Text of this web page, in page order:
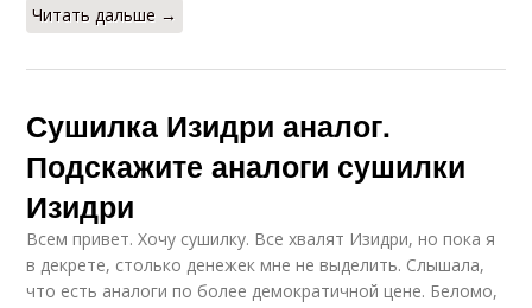
Читать дальше →
Сушилка Изидри аналог.
Подскажите аналоги сушилки
Изидри
Всем привет. Хочу сушилку. Все хвалят Изидри, но пока я
в декрете, столько денежек мне не выделить. Слышала,
что есть аналоги по более демократичной цене. Беломо,